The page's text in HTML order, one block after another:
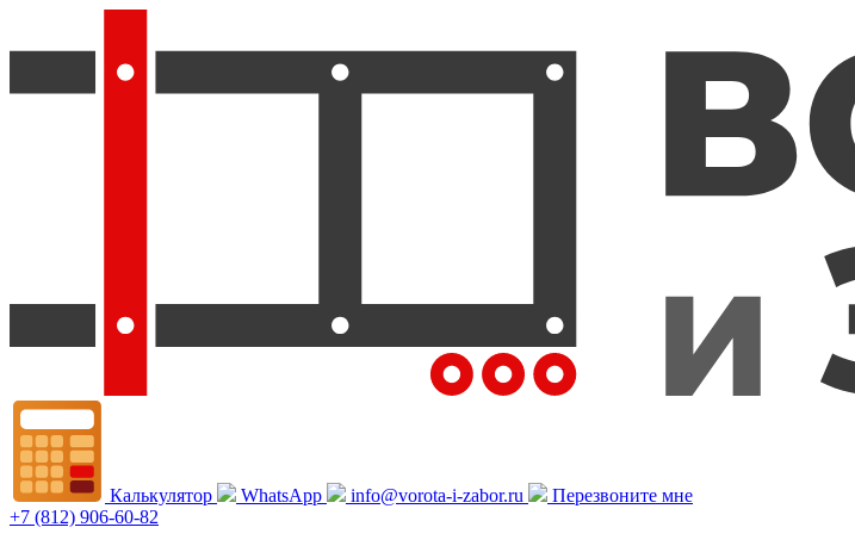
Калькулятор WhatsApp info@vorota-i-zabor.ru
Перезвоните мне
+7 (812) 906-60-82